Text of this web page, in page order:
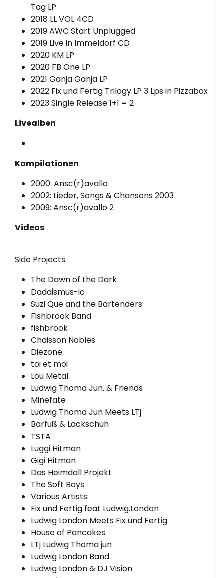
Tag LP
2018 LL VOL 4CD
2019 AWC Start Unplugged
2019 Live in Immeldorf CD
2020 KM LP
2020 FB One LP
2021 Ganja Ganja LP
2022 Fix und Fertig Trilogy LP 3 Lps in Pizzabox
2023 Single Release 1+1 = 2
Livealben
Kompilationen
2000: Ansc(r)avallo
2002: Lieder, Songs & Chansons 2003
2009: Ansc(r)avallo 2
Videos
Side Projects
The Dawn of the Dark
Dadaismus-ic
Suzi Que and the Bartenders
Fishbrook Band
fishbrook
Chaisson Nobles
Diezone
toi et moi
Lou Metal
Ludwig Thoma Jun. & Friends
Minefate
Ludwig Thoma Jun Meets LTj
Barfuß & Lackschuh
TSTA
Luggi Hitman
Gigi Hitman
Das Heimdall Projekt
The Soft Boys
Various Artists
Fix und Fertig feat Ludwig.London
Ludwig London Meets Fix und Fertig
House of Pancakes
LTj Ludwig Thoma jun
Ludwig London Band
Ludwig London & DJ Vision